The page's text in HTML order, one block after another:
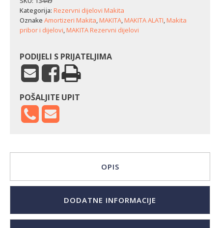
Kategorija: Rezervni dijelovi Makita
Oznake Amortizeri Makita,MAKITA,MAKITA ALATI,Makita
pribor i dijelovi,MAKITA Rezervni dijelovi
PODIJELI S PRIJATELJIMA
POŠALJITE UPIT
OPIS
DODATNE INFORMACIJE